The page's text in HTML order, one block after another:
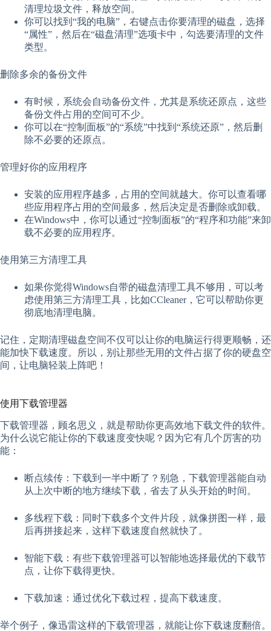
清理垃圾文件，释放空间。
你可以找到“我的电脑”，右键点击你要清理的磁盘，选择
“属性”，然后在“磁盘清理”选项卡中，勾选要清理的文件
类型。
删除多余的备份文件
有时候，系统会自动备份文件，尤其是系统还原点，这些
备份文件占用的空间可不少。
你可以在“控制面板”的“系统”中找到“系统还原”，然后删
除不必要的还原点。
管理好你的应用程序
安装的应用程序越多，占用的空间就越大。你可以查看哪
些应用程序占用的空间最多，然后决定是否删除或卸载。
在Windows中，你可以通过“控制面板”的“程序和功能”来卸
载不必要的应用程序。
使用第三方清理工具
如果你觉得Windows自带的磁盘清理工具不够用，可以考
虑使用第三方清理工具，比如CCleaner，它可以帮助你更
彻底地清理电脑。
记住，定期清理磁盘空间不仅可以让你的电脑运行得更顺畅，还
能加快下载速度。所以，别让那些无用的文件占据了你的硬盘空
间，让电脑轻装上阵吧！
使用下载管理器
下载管理器，顾名思义，就是帮助你更高效地下载文件的软件。
为什么说它能让你的下载速度变快呢？因为它有几个厉害的功
能：
断点续传：下载到一半中断了？别急，下载管理器能自动
从上次中断的地方继续下载，省去了从头开始的时间。
多线程下载：同时下载多个文件片段，就像拼图一样，最
后再拼接起来，这样下载速度自然就快了。
智能下载：有些下载管理器可以智能地选择最优的下载节
点，让你下载得更快。
下载加速：通过优化下载过程，提高下载速度。
举个例子，像迅雷这样的下载管理器，就能让你下载速度翻倍。